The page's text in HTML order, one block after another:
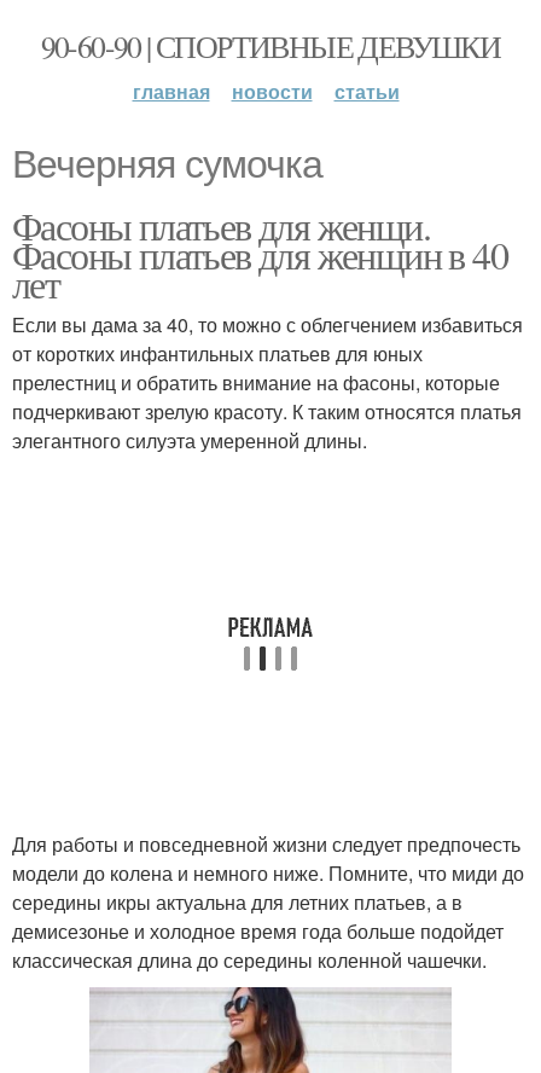
90-60-90 | СПОРТИВНЫЕ ДЕВУШКИ
главная новости статьи
Вечерняя сумочка
Фасоны платьев для женщи.
Фасоны платьев для женщин в 40
лет
Если вы дама за 40, то можно с облегчением избавиться
от коротких инфантильных платьев для юных
прелестниц и обратить внимание на фасоны, которые
подчеркивают зрелую красоту. К таким относятся платья
элегантного силуэта умеренной длины.
Для работы и повседневной жизни следует предпочесть
модели до колена и немного ниже. Помните, что миди до
середины икры актуальна для летних платьев, а в
демисезонье и холодное время года больше подойдет
классическая длина до середины коленной чашечки.